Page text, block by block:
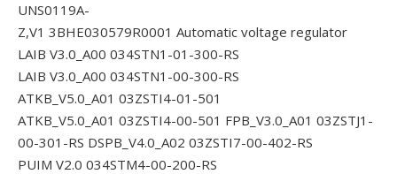
UNS0119A-
Z,V1 3BHE030579R0001 Automatic voltage regulator
LAIB V3.0_A00 034STN1-01-300-RS
LAIB V3.0_A00 034STN1-00-300-RS
ATKB_V5.0_A01 03ZSTI4-01-501
ATKB_V5.0_A01 03ZSTI4-00-501 FPB_V3.0_A01 03ZSTJ1-
00-301-RS DSPB_V4.0_A02 03ZSTI7-00-402-RS
PUIM V2.0 034STM4-00-200-RS